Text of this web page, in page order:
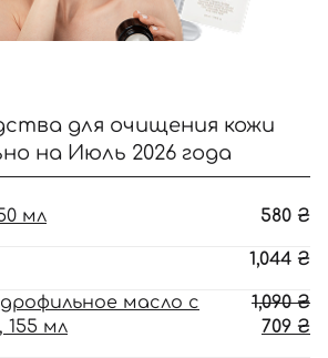
для очищения кожи
на Июль 2026 года
мл 580 ₴
1,044 ₴
масло с
мл
1,090₴
709 ₴